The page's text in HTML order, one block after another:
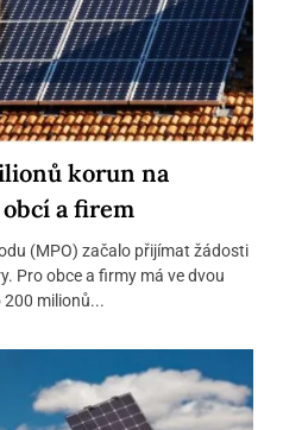
korun na
a firem
(MPO) začalo přijímat žádosti
Pro obce a firmy má ve dvou
milionů...